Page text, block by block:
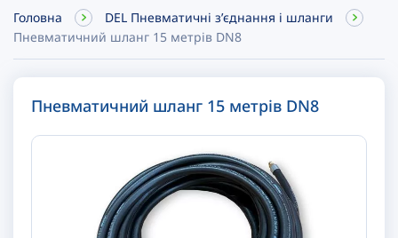
Головна
DEL Пневматичні зʼєднання і шланги
Пневматичний шланг 15 метрів DN8
Пневматичний шланг 15 метрів DN8